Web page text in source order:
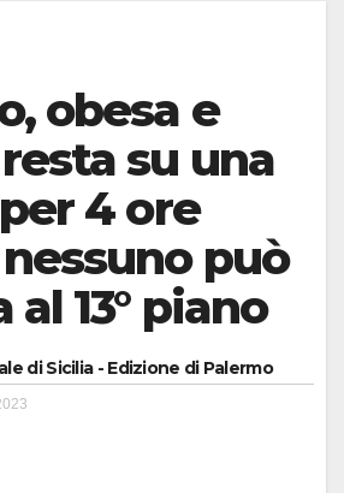
obesa e
su una
4 ore
può
13° piano
di Sicilia - Edizione di Palermo